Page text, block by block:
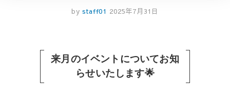
by staff01 2025年7月31日
来月のイベントについてお知
らせいたします🌟